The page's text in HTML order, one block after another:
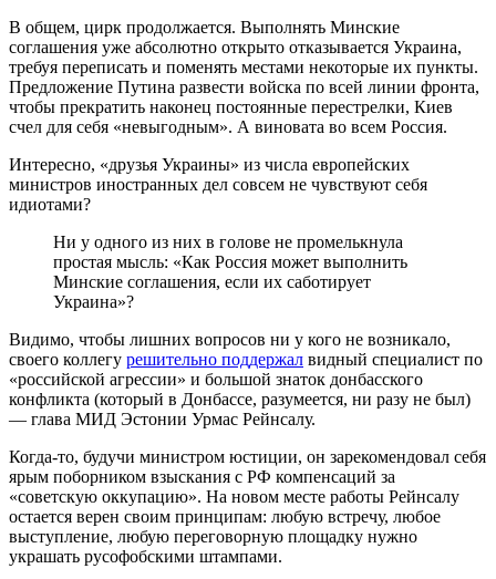
В общем, цирк продолжается. Выполнять Минские
соглашения уже абсолютно открыто отказывается Украина,
требуя переписать и поменять местами некоторые их пункты.
Предложение Путина развести войска по всей линии фронта,
чтобы прекратить наконец постоянные перестрелки, Киев
счел для себя «невыгодным». А виновата во всем Россия.
Интересно, «друзья Украины» из числа европейских
министров иностранных дел совсем не чувствуют себя
идиотами?
Ни у одного из них в голове не промелькнула
простая мысль: «Как Россия может выполнить
Минские соглашения, если их саботирует
Украина»?
Видимо, чтобы лишних вопросов ни у кого не возникало,
своего коллегу решительно поддержал видный специалист по
«российской агрессии» и большой знаток донбасского
конфликта (который в Донбассе, разумеется, ни разу не был)
— глава МИД Эстонии Урмас Рейнсалу.
Когда-то, будучи министром юстиции, он зарекомендовал себя
ярым поборником взыскания с РФ компенсаций за
«советскую оккупацию». На новом месте работы Рейнсалу
остается верен своим принципам: любую встречу, любое
выступление, любую переговорную площадку нужно
украшать русофобскими штампами.